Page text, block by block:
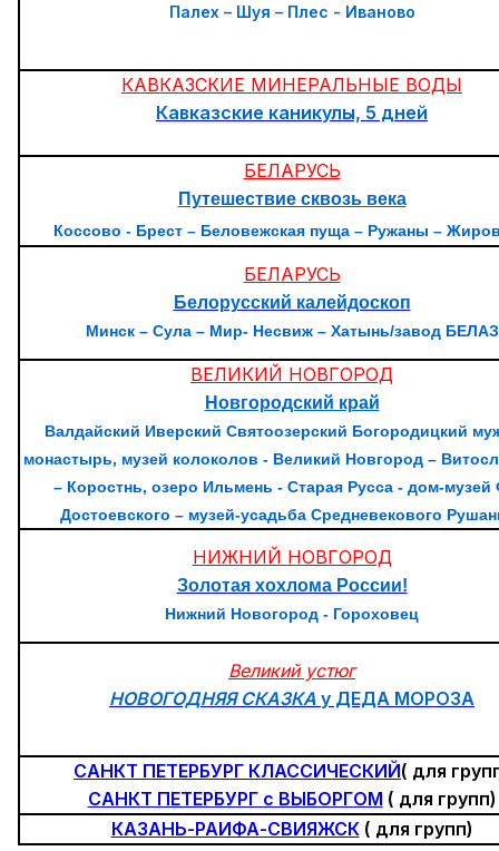
Палех – Шуя – Плес - Иваново
КАВКАЗСКИЕ МИНЕРАЛЬНЫЕ ВОДЫ
Кавказские каникулы, 5 дней
БЕЛАРУСЬ
Путешествие сквозь века
Коссово - Брест – Беловежская пуща – Ружаны –
БЕЛАРУСЬ
Белорусский калейдоскоп
Минск – Сула – Мир- Несвиж – Хатынь/завод БЕЛАЗ
ВЕЛИКИЙ НОВГОРОД
Новгородский край
Валдайский Иверский Святоозерский Богородицкий
монастырь, музей колоколов - Великий Новгород –
– Коростнь, озеро Ильмень - Старая Русса - дом-
Достоевского – музей-усадьба Средневекового
НИЖНИЙ НОВГОРОД
Золотая хохлома России!
Нижний Новогород - Гороховец
Великий устюг
НОВОГОДНЯЯ СКАЗКА у ДЕДА МОРОЗА
САНКТ ПЕТЕРБУРГ КЛАССИЧЕСКИЙ( для
САНКТ ПЕТЕРБУРГ с ВЫБОРГОМ ( для групп)
КАЗАНЬ-РАИФА-СВИЯЖСК( для групп)